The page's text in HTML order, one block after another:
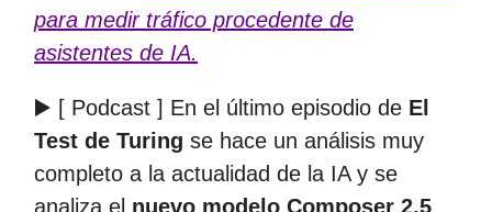
para medir tráfico procedente de
asistentes de IA.
▶️ [ Podcast ] En el último episodio de El
Test de Turing se hace un análisis muy
completo a la actualidad de la IA y se
analiza el nuevo modelo Composer 2.5